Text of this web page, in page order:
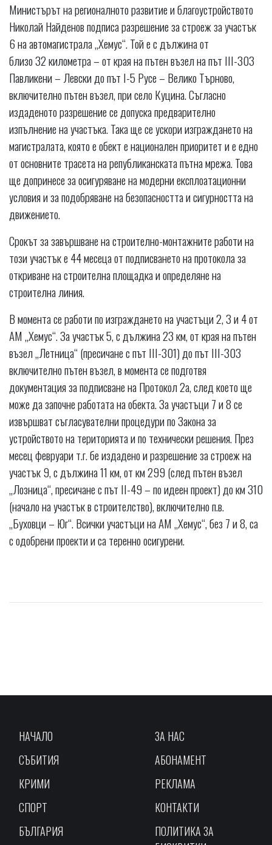
Министърът на регионалното развитие и благоустройството
Николай Найденов подписа разрешение за строеж за участък
6 на автомагистрала „Хемус“. Той е с дължина от
близо 32 километра – от края на пътен възел на път III-303
Павликени – Левски до път I-5 Русе – Велико Търново,
включително пътен възел, при село Куцина. Съгласно
издаденото разрешение се допуска предварително
изпълнение на участъка. Така ще се ускори изграждането на
магистралата, която е обект е национален приоритет и е едно
от основните трасета на републиканската пътна мрежа. Това
ще допринесе за осигуряване на модерни експлоатационни
условия и за подобряване на безопасността и сигурността на
движението.
Срокът за завършване на строително-монтажните работи на
този участък е 44 месеца от подписването на протокола за
откриване на строителна площадка и определяне на
строителна линия.
В момента се работи по изграждането на участъци 2, 3 и 4 от
АМ „Хемус“. За участък 5, с дължина 23 км, от края на пътен
възел „Летница“ (пресичане с път III-301) до път III-303
включително пътен възел, в момента се подготвя
документация за подписване на Протокол 2а, след което ще
може да започне работата на обекта. За участъци 7 и 8 се
извършват съгласувателни процедури по Закона за
устройството на територията и по технически решения. През
месец февруари т.г. бе издадено и разрешение за строеж на
участък 9, с дължина 11 км, от км 299 (след пътен възел
„Лозница“, пресичане с път II-49 – по идеен проект) до км 310
(начало на участък в строителство), включително п.в.
„Буховци – Юг“. Всички участъци на АМ „Хемус“, без 7 и 8, са
с одобрени проекти и са теренно осигурени.
НАЧАЛО
СЪБИТИЯ
КРИМИ
СПОРТ
БЪЛГАРИЯ
ЗА НАС
АБОНАМЕНТ
РЕКЛАМА
КОНТАКТИ
ПОЛИТИКА ЗА